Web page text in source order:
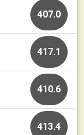
407.0
417.1
410.6
413.4